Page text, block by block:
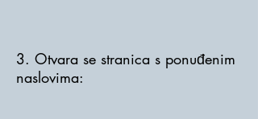
3. Otvara se stranica s ponuđenim
naslovima: